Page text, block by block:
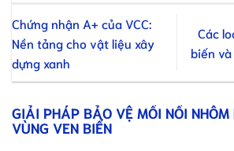
Chứng nhận A+ của VCC:
Nền tảng cho vật liệu xây
dựng xanh
Các
biến
GIẢI PHÁP BẢO VỆ MỐI NỐI
VÙNG VEN BIỂN